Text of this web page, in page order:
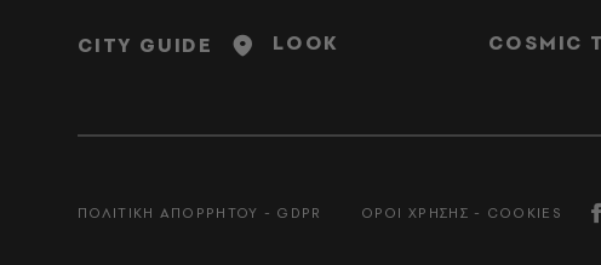
CITY GUIDE LOOK COSMIC
ΠΟΛΙΤΙΚΗ ΑΠΟΡΡΗΤΟΥ - GDPR ΟΡΟΙ ΧΡΗΣΗΣ - COOKIES